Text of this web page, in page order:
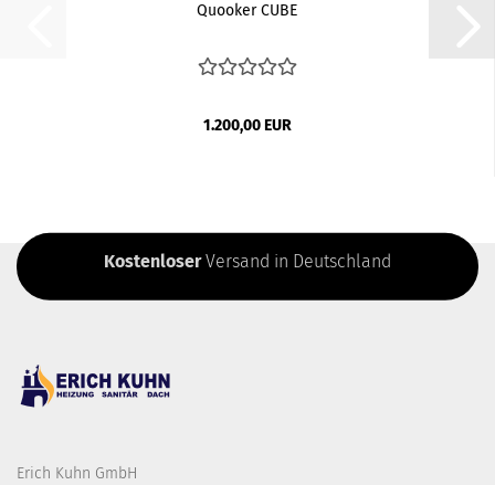
Quooker CUBE
1.200,00 EUR
KostenloserVersand in Deutschland
Erich Kuhn GmbH